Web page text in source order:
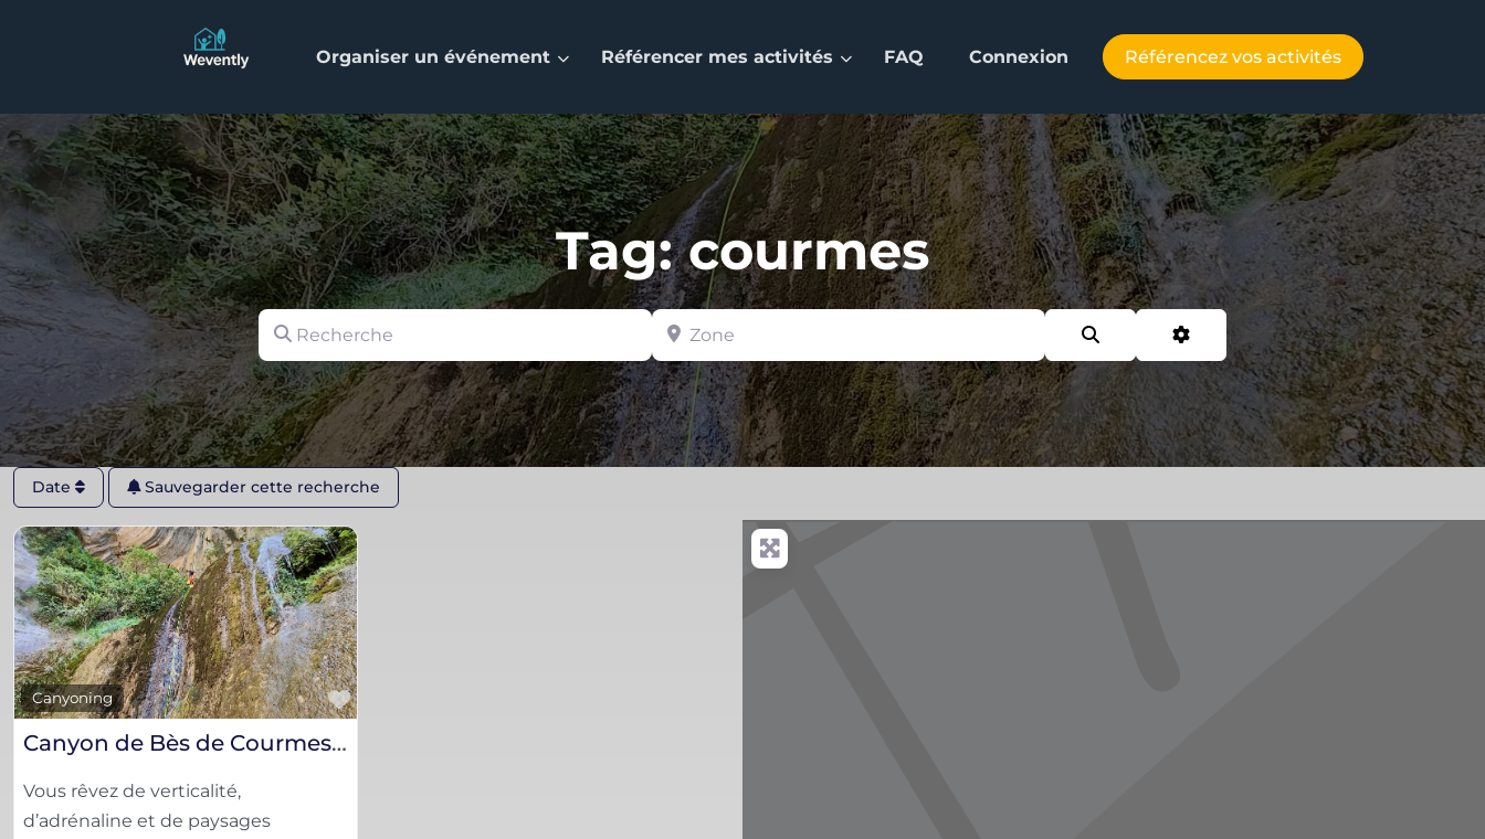
Organiser un événement Référencer mes activités FAQ Connexion Référencez vos activités
Tag: courmes
Recherche Zone Advanced Filters
Date Sauvegarder cette recherche
Canyoning
Favorite
Canyon de Bès de Courmes / Gorges du Loup | Canyoning en Provence – Aïgana
Vous rêvez de verticalité,
d’adrénaline et de paysages